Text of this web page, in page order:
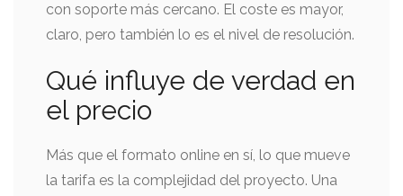
con soporte más cercano. El coste es mayor,
claro, pero también lo es el nivel de resolución.
Qué influye de verdad en
el precio
Más que el formato online en sí, lo que mueve
la tarifa es la complejidad del proyecto. Una